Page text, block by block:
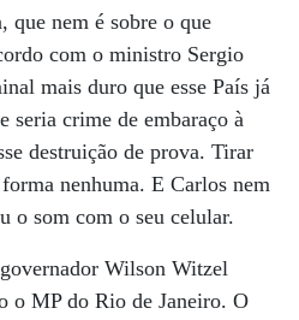
que nem é sobre o que
com o ministro Sergio
mais duro que esse País já
seria crime de embaraço à
destruição de prova. Tirar
nenhuma. E Carlos nem
o som com o seu celular.
Wilson Witzel
o MP do Rio de Janeiro. O